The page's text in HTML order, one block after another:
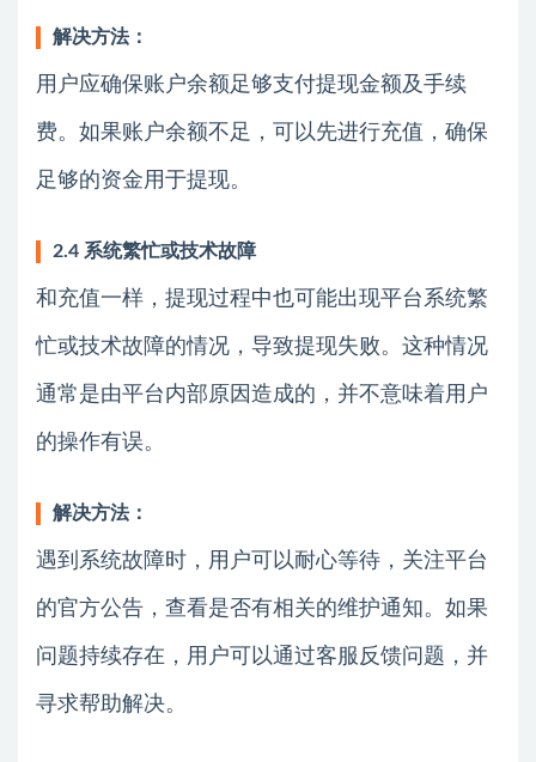
解决方法：
用户应确保账户余额足够支付提现金额及手续
费。如果账户余额不足，可以先进行充值，确保
足够的资金用于提现。
2.4 系统繁忙或技术故障
和充值一样，提现过程中也可能出现平台系统繁
忙或技术故障的情况，导致提现失败。这种情况
通常是由平台内部原因造成的，并不意味着用户
的操作有误。
解决方法：
遇到系统故障时，用户可以耐心等待，关注平台
的官方公告，查看是否有相关的维护通知。如果
问题持续存在，用户可以通过客服反馈问题，并
寻求帮助解决。